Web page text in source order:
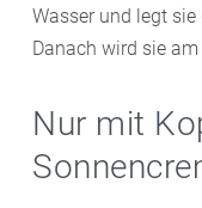
Wasser und legt
Danach wird sie
Nur mit